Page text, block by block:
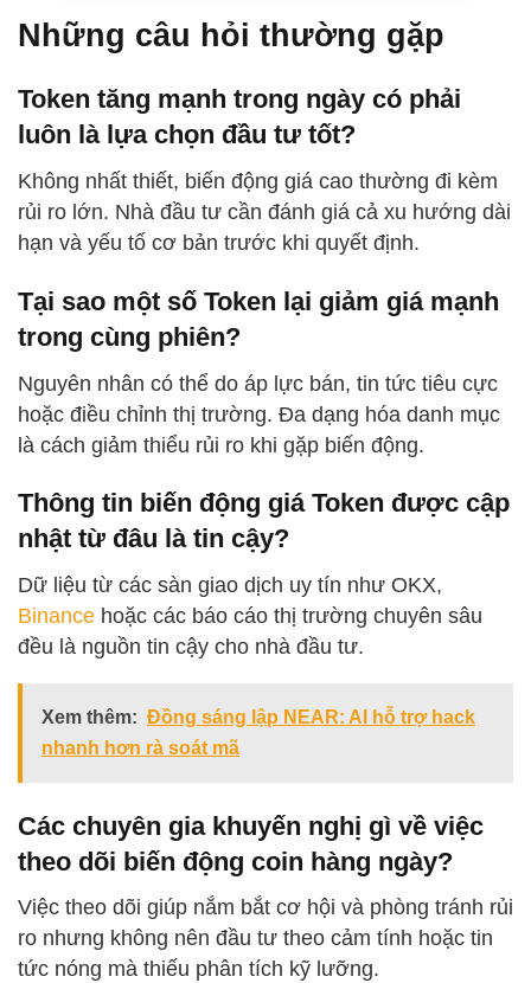
Những câu hỏi thường gặp
Token tăng mạnh trong ngày có phải
luôn là lựa chọn đầu tư tốt?
Không nhất thiết, biến động giá cao thường đi kèm
rủi ro lớn. Nhà đầu tư cần đánh giá cả xu hướng dài
hạn và yếu tố cơ bản trước khi quyết định.
Tại sao một số Token lại giảm giá mạnh
trong cùng phiên?
Nguyên nhân có thể do áp lực bán, tin tức tiêu cực
hoặc điều chỉnh thị trường. Đa dạng hóa danh mục
là cách giảm thiểu rủi ro khi gặp biến động.
Thông tin biến động giá Token được cập
nhật từ đâu là tin cậy?
Dữ liệu từ các sàn giao dịch uy tín như OKX,
Binance hoặc các báo cáo thị trường chuyên sâu
đều là nguồn tin cậy cho nhà đầu tư.
Xem thêm: Đồng sáng lập NEAR: AI hỗ trợ hack
nhanh hơn rà soát mã
Các chuyên gia khuyến nghị gì về việc
theo dõi biến động coin hàng ngày?
Việc theo dõi giúp nắm bắt cơ hội và phòng tránh rủi
ro nhưng không nên đầu tư theo cảm tính hoặc tin
tức nóng mà thiếu phân tích kỹ lưỡng.